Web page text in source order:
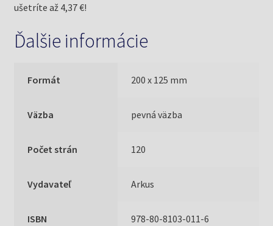
ušetríte až 4,37 €!
Ďalšie informácie
Formát 200 x 125 mm
Väzba pevná väzba
Počet strán 120
Vydavateľ Arkus
ISBN 978-80-8103-011-6